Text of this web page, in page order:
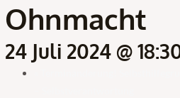
Ohnmacht
24 Juli 2024 @